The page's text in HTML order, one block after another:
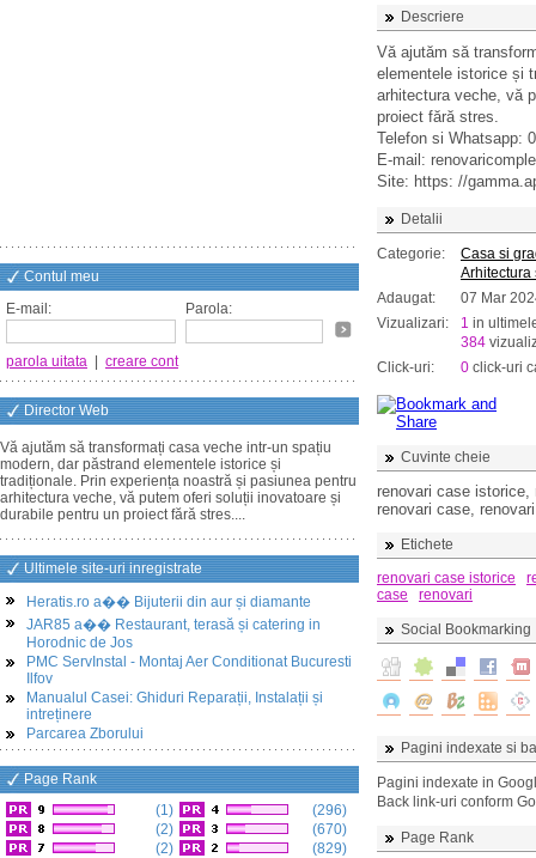
Contul meu
E-mail:
Parola:
parola uitata creare cont
Director Web
Vă ajutăm să transformați casa veche intr-un spațiu
modern, dar păstrand elementele istorice și
tradiționale. Prin experiența noastră și pasiunea pentru
arhitectura veche, vă putem oferi soluții inovatoare și
durabile pentru un proiect fără stres....
Ultimele site-uri inregistrate
Heratis.ro a�� Bijuterii din aur și diamante
JAR85 a�� Restaurant, terasă și catering in
Horodnic de Jos
PMC ServInstal - Montaj Aer Conditionat Bucuresti
Ilfov
Manualul Casei: Ghiduri Reparații, Instalații și
intreținere
Parcarea Zborului
Page Rank
(1)
(2)
(2)
(296)
(670)
(829)
Descriere
Vă ajutăm să
elementele istorice și
arhitectura veche, vă
proiect fără stres.
Telefon si Whatsapp:
E-mail:
Site: https: //
Detalii
Categorie:
Casa si
Arhitectura
Adaugat:
07 Mar
Vizualizari:
1 in
384
Click-uri:
0 click-uri
Cuvinte cheie
renovari case
renovari case, renovari
Etichete
renovari case istorice
case
renovari
Social Bookmarking
Pagini indexate si
Pagini indexate in
Back link-uri conform
Page Rank